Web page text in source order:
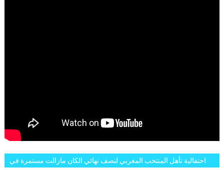
احتفالية تأهل المنتخب المغربي لنصف نهائي الكان مازالت مستمرة في